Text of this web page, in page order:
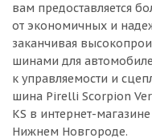
вам предоставляется
от экономичных и
заканчивая
шинами для
к управляемости и
шина Pirelli Scorpion
KS в интернет-
Нижнем Новгороде.